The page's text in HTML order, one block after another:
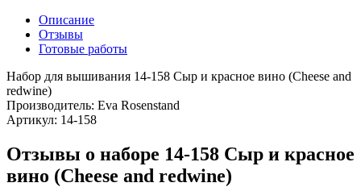
Описание
Отзывы
Готовые работы
Набор для вышивания 14-158 Сыр и красное вино (Cheese and
redwine)
Производитель: Eva Rosenstand
Артикул: 14-158
Отзывы о наборе 14-158 Сыр и красное
вино (Cheese and redwine)